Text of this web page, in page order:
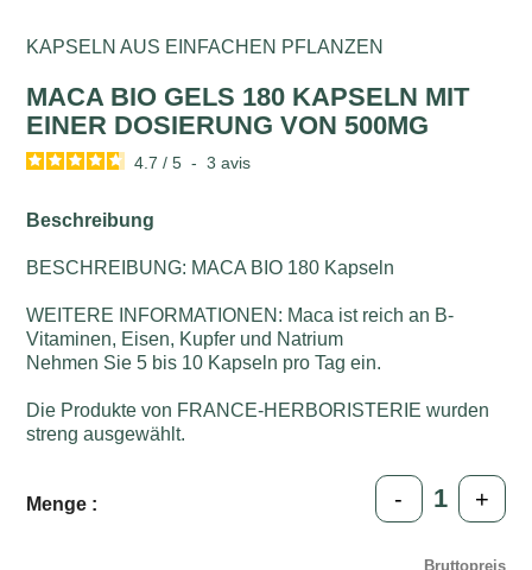
KAPSELN AUS EINFACHEN PFLANZEN
MACA BIO GELS 180 KAPSELN MIT
EINER DOSIERUNG VON 500MG
4.7 / 5 - 3avis
Beschreibung
BESCHREIBUNG: MACA BIO 180 Kapseln
WEITERE INFORMATIONEN: Maca ist reich an B-
Vitaminen, Eisen, Kupfer und Natrium
Nehmen Sie 5 bis 10 Kapseln pro Tag ein.
Die Produkte von FRANCE-HERBORISTERIE wurden
streng ausgewählt.
Menge : - +
Bruttopreis